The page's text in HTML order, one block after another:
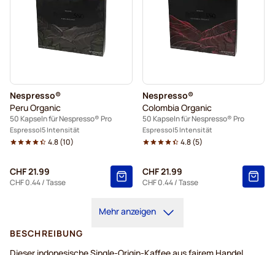
Nespresso®
Peru Organic
50 Kapseln für Nespresso® Pro
Espresso 5 Intensität
4.8(10)
CHF 21.99
CHF 0.44/ Tasse
Nespresso®
Colombia Organic
50 Kapseln für Nespresso® Pro
Espresso 5 Intensität
4.8(5)
CHF 21.99
CHF 0.44/ Tasse
Mehr anzeigen
BESCHREIBUNG